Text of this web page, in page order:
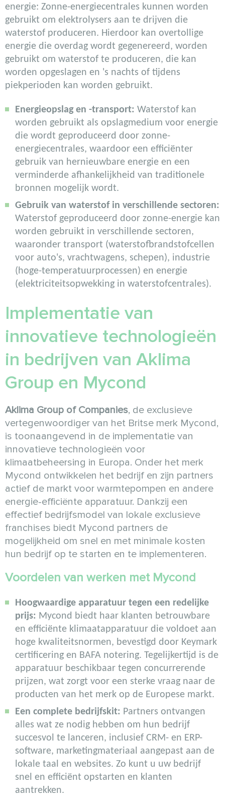
energie: Zonne-energiecentrales kunnen worden
gebruikt om elektrolysers aan te drijven die
waterstof produceren. Hierdoor kan overtollige
energie die overdag wordt gegenereerd, worden
gebruikt om waterstof te produceren, die kan
worden opgeslagen en 's nachts of tijdens
piekperioden kan worden gebruikt.
Energieopslag en -transport: Waterstof kan
worden gebruikt als opslagmedium voor energie
die wordt geproduceerd door zonne-
energiecentrales, waardoor een efficiënter
gebruik van hernieuwbare energie en een
verminderde afhankelijkheid van traditionele
bronnen mogelijk wordt.
Gebruik van waterstof in verschillende sectoren:
Waterstof geproduceerd door zonne-energie kan
worden gebruikt in verschillende sectoren,
waaronder transport (waterstofbrandstofcellen
voor auto's, vrachtwagens, schepen), industrie
(hoge-temperatuurprocessen) en energie
(elektriciteitsopwekking in waterstofcentrales).
Implementatie van
innovatieve technologieën
in bedrijven van Aklima
Group en Mycond
Aklima Group of Companies, de exclusieve
vertegenwoordiger van het Britse merk Mycond,
is toonaangevend in de implementatie van
innovatieve technologieën voor
klimaatbeheersing in Europa. Onder het merk
Mycond ontwikkelen het bedrijf en zijn partners
actief de markt voor warmtepompen en andere
energie-efficiënte apparatuur. Dankzij een
effectief bedrijfsmodel van lokale exclusieve
franchises biedt Mycond partners de
mogelijkheid om snel en met minimale kosten
hun bedrijf op te starten en te implementeren.
Voordelen van werken met Mycond
Hoogwaardige apparatuur tegen een redelijke
prijs: Mycond biedt haar klanten betrouwbare
en efficiënte klimaatapparatuur die voldoet aan
hoge kwaliteitsnormen, bevestigd door Keymark
certificering en BAFA notering. Tegelijkertijd is de
apparatuur beschikbaar tegen concurrerende
prijzen, wat zorgt voor een sterke vraag naar de
producten van het merk op de Europese markt.
Een complete bedrijfskit: Partners ontvangen
alles wat ze nodig hebben om hun bedrijf
succesvol te lanceren, inclusief CRM- en ERP-
software, marketingmateriaal aangepast aan de
lokale taal en websites. Zo kunt u uw bedrijf
snel en efficiënt opstarten en klanten
aantrekken.